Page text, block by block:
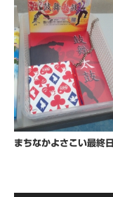
まちなかよさこい最終日